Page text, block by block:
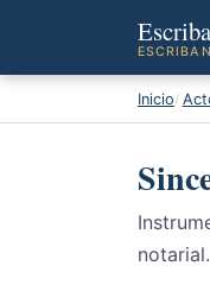
Inicio
notarial.